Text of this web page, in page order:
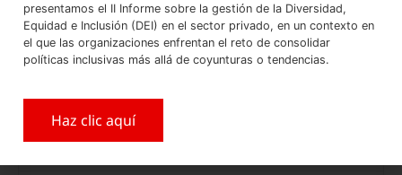
COMPARTIR CON:
presentamos el II Informe sobre la gestión de la Diversidad,
Equidad e Inclusión (DEI) en el sector privado, en un contexto en
el que las organizaciones enfrentan el reto de consolidar
políticas inclusivas más allá de coyunturas o tendencias.
Haz clic aquí